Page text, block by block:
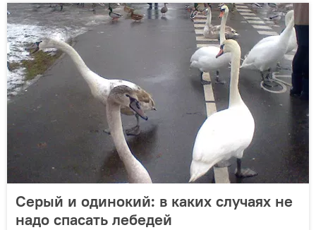
Серый и одинокий: в каких случаях не
надо спасать лебедей